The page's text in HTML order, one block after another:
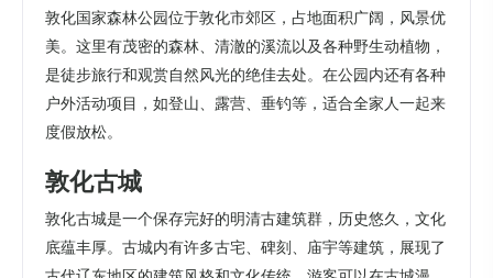
敦化国家森林公园位于敦化市郊区，占地面积广阔，风景优
美。这里有茂密的森林、清澈的溪流以及各种野生动植物，
是徒步旅行和观赏自然风光的绝佳去处。在公园内还有各种
户外活动项目，如登山、露营、垂钓等，适合全家人一起来
度假放松。
敦化古城
敦化古城是一个保存完好的明清古建筑群，历史悠久，文化
底蕴丰厚。古城内有许多古宅、碑刻、庙宇等建筑，展现了